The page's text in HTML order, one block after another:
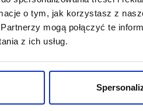
o tym, jak korzystasz z
mogą połączyć te
z ich usług.